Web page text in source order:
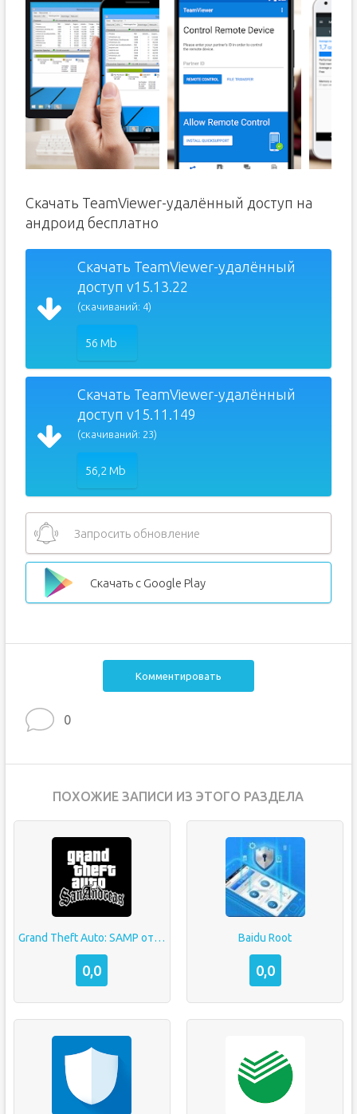
Скачать TeamViewer-удалённый доступ на
андроид бесплатно
Скачать TeamViewer-удалённый
доступ v15.13.22
(скачиваний: 4)
56 Mb
Скачать TeamViewer-удалённый
доступ v15.11.149
(скачиваний: 23)
56,2 Mb
Запросить обновление
Скачать с Google Play
Комментировать
0
ПОХОЖИЕ ЗАПИСИ ИЗ ЭТОГО РАЗДЕЛА
Grand Theft Auto: SAMP от Mordor RP
0,0
Baidu Root
0,0